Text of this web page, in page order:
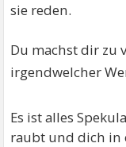
sie reden.
Du machst dir zu
irgendwelcher
Es ist alles
raubt und dich in